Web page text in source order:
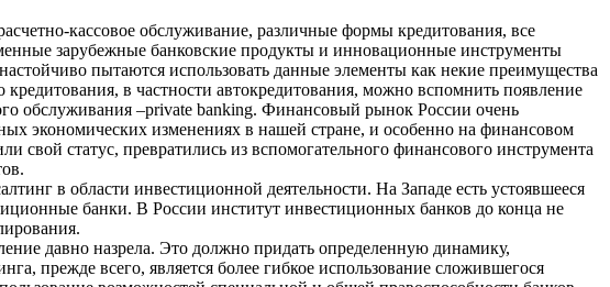
кассовое обслуживание, различные формы кредитования, все
зарубежные банковские продукты и инновационные инструменты
пытаются использовать данные элементы как некие преимущества
в частности автокредитования, можно вспомнить появление
обслуживания –private banking. Финансовый рынок России очень
экономических изменениях в нашей стране, и особенно на финансовом
свой статус, превратились из вспомогательного финансового инструмента
в области инвестиционной деятельности. На Западе есть устоявшееся
банки. В России институт инвестиционных банков до конца не
давно назрела. Это должно придать определенную динамику,
прежде всего, является более гибкое использование сложившегося